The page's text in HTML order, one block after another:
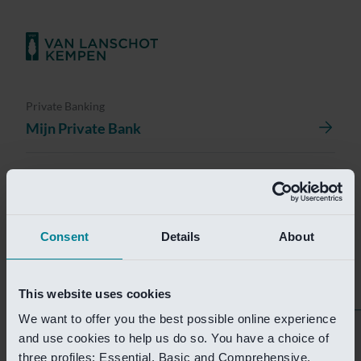
Consent Details About
This website uses cookies
We want to offer you the best possible online experience
and use cookies to help us do so. You have a choice of
three profiles: Essential, Basic and Comprehensive.
Private Banking
Mijn Private Bank
Investment Banking
Van Lanschot Kempen Research
Helaas is deze pagina